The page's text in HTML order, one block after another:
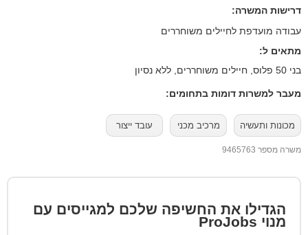
דרישות המשרה:
עבודה מועדפת לחיילים משוחררים
מתאים ל:
בני 50 פלוס, חיילים משוחררים, ללא נסיון
מעבר למשרות דומות בתחומים:
מכונות ותעשיה מרכיב מכני עובד ייצור
משרה מספר 9465763
הגדילו את החשיפה שלכם למגייסים עם
מנוי ProJobs